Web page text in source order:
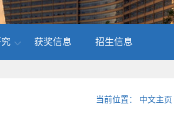
获奖信息 招生信息
当前位置： 中文主页